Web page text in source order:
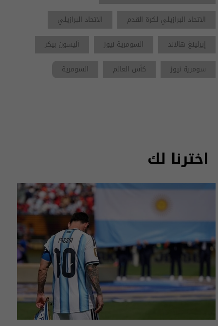
الاتحاد البرازيلي لكرة القدم
الاتحاد البرازيلي
إيرلينغ هالاند
السومرية نيوز
أليسون بيكر
سومرية نيوز
كأس العالم السومرية
اخترنا لك